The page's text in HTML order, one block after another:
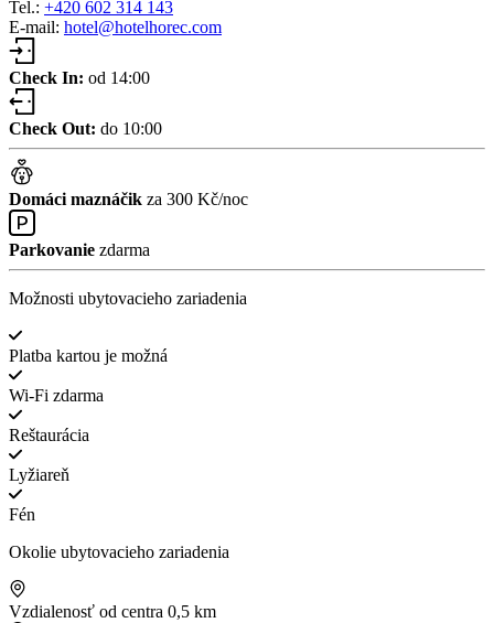
Tel.: +420 602 314 143
E-mail: hotel@hotelhorec.com
Check In: od 14:00
Check Out: do 10:00
Domáci maznáčik za 300 Kč/noc
Parkovanie zdarma
Možnosti ubytovacieho zariadenia
Platba kartou je možná
Wi-Fi zdarma
Reštaurácia
Lyžiareň
Fén
Okolie ubytovacieho zariadenia
Vzdialenosť od centra 0,5 km